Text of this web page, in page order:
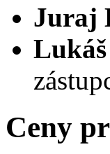
Juraj
Ceny